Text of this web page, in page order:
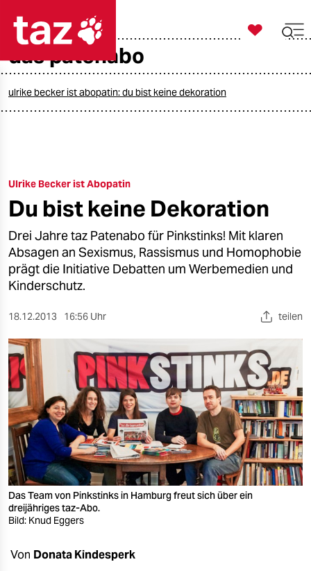
taz zahl ich
öko
gesellschaft
kultur
sport
berlin
nord
wahrheit
verlag
verlag
veranstaltungen
shop
fragen & hilfe

taz zahl ich
das patenabo
ulrike becker ist abopatin: du bist keine dekoration
Ulrike Becker ist Abopatin
Du bist keine Dekoration
Drei Jahre taz Patenabo für Pinkstinks! Mit klaren
Absagen an Sexismus, Rassismus und Homophobie
prägt die Initiative Debatten um Werbemedien und
Kinderschutz.
18.12.2013 16:56 Uhr teilen
Das Team von Pinkstinks in Hamburg freut sich über ein
dreijähriges taz-Abo.
Bild: Knud Eggers
Von Donata Kindesperk